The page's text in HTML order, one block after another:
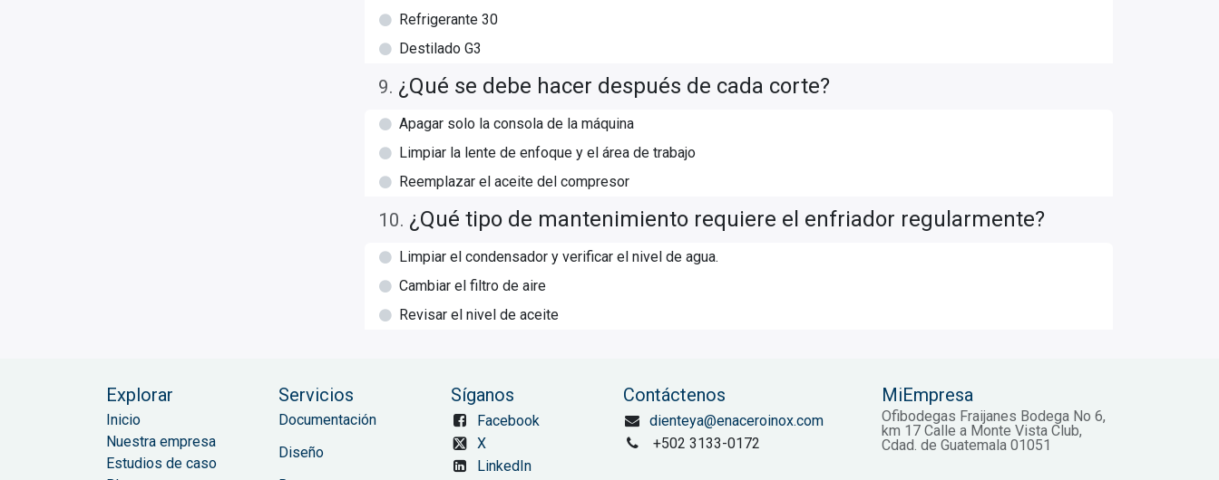
Refrigerante 30
Destilado G3
9. ¿Qué se debe hacer después de cada corte?
Apagar solo la consola de la máquina
Limpiar la lente de enfoque y el área de trabajo
Reemplazar el aceite del compresor
10. ¿Qué tipo de mantenimiento requiere el enfriador regularmente?
Limpiar el condensador y verificar el nivel de agua.
Cambiar el filtro de aire
Revisar el nivel de aceite
Explorar
Inicio
Nuestra empresa
Estudios de caso
Servicios
Documentación
Diseño
Síganos
Facebook
X
LinkedIn
Contáctenos
dienteya@enaceroinox.com
+502 3133-0172
MiEmpresa
Ofibodegas Fraijanes Bodega No 6,
km 17 Calle a Monte Vista Club,
Cdad. de Guatemala 01051